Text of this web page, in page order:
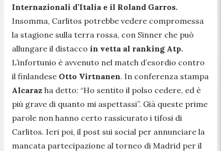
Internazionali d’Italia e il Roland Garros.
Insomma, Carlitos potrebbe vedere compromessa
la stagione sulla terra rossa, con Sinner che può
allungare il distacco in vetta al ranking Atp.
L’infortunio è avvenuto nel match d’esordio contro
il finlandese Otto Virtnanen. In conferenza stampa
Alcaraz ha detto: “Ho sentito il polso cedere, ed è
più grave di quanto mi aspettassi”. Già queste prime
parole non hanno certo rassicurato i tifosi di
Carlitos. Ieri poi, il post sui social per annunciare la
mancata partecipazione al torneo di Madrid per il